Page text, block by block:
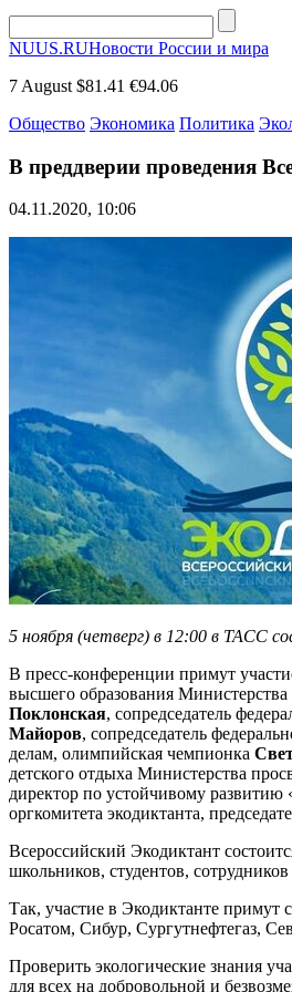
NUUS.RUНовости России и мира
7 August $81.41 €94.06
Общество Экономика Политика
В преддверии проведения
04.11.2020, 10:06
5 ноября (четверг) в 12:00 в ТАСС
В пресс-конференции примут
высшего образования
Поклонская, сопредседатель
Майоров, сопредседатель
делам, олимпийская чемпионка
детского отдыха Министерства
директор по устойчивому развитию
оргкомитета экодиктанта,
Всероссийский Экодиктант
школьников, студентов,
Так, участие в Экодиктанте примут
Росатом, Сибур, Сургутнефтегаз,
Проверить экологические знания
для всех на добровольной и